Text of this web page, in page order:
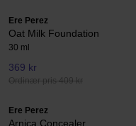
Ere Perez
Oat Milk Foundation
30 ml
369 kr
Ordinær pris 409 kr
Ere Perez
Arnica Concealer